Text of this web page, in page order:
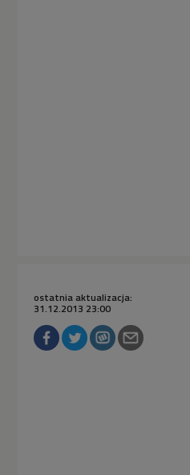
ostatnia aktualizacja:
31.12.2013 23:00